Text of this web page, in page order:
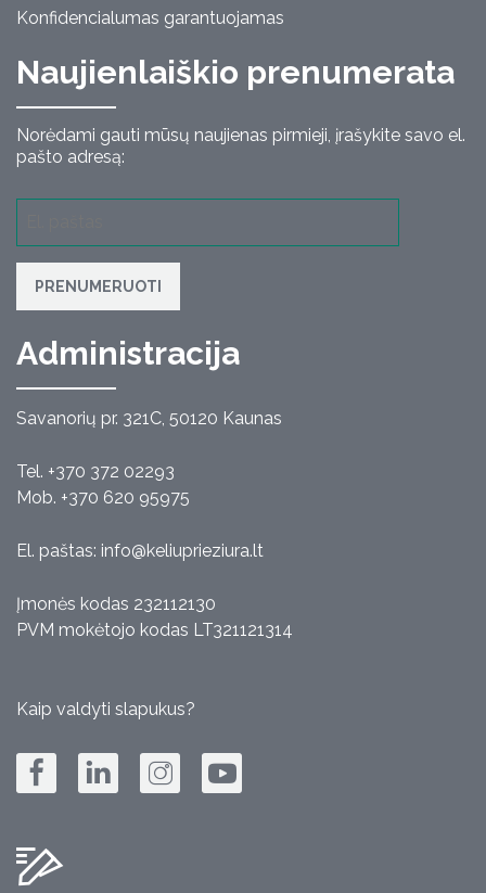
Konfidencialumas garantuojamas
Naujienlaiškio prenumerata
Norėdami gauti mūsų naujienas pirmieji, įrašykite savo el.
pašto adresą:
PRENUMERUOTI
Administracija
Savanorių pr. 321C, 50120 Kaunas
Tel. +370 372 02293
Mob. +370 620 95975
El. paštas: info@keliuprieziura.lt
Įmonės kodas 232112130
PVM mokėtojo kodas LT321121314
Kaip valdyti slapukus?